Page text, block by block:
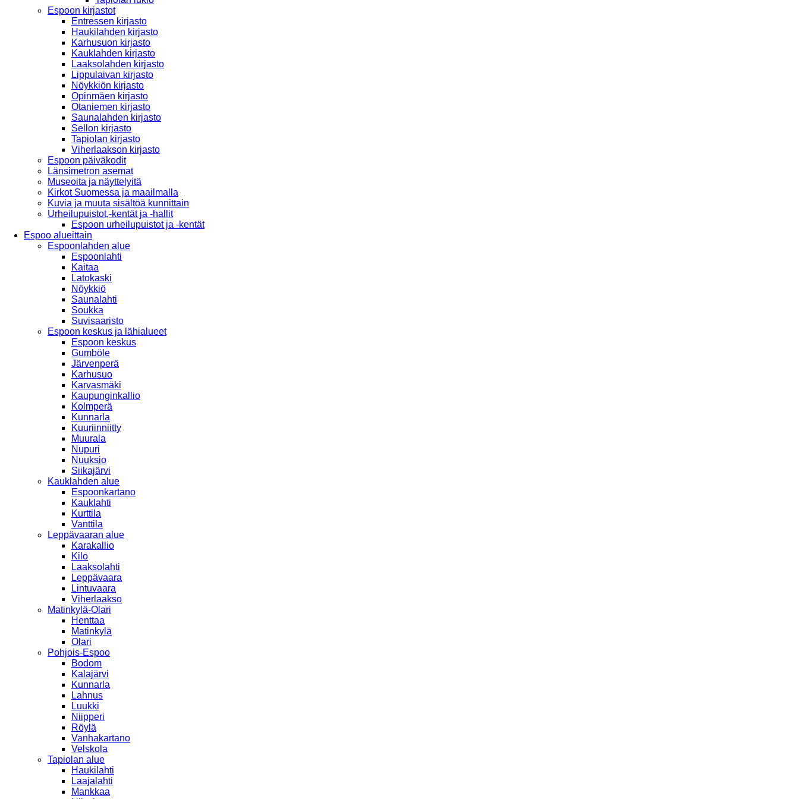
Espoon kirjastot
Entressen kirjasto
Haukilahden kirjasto
Karhusuon kirjasto
Kauklahden kirjasto
Laaksolahden kirjasto
Lippulaivan kirjasto
Nöykkiön kirjasto
Opinmäen kirjasto
Otaniemen kirjasto
Saunalahden kirjasto
Sellon kirjasto
Tapiolan kirjasto
Viherlaakson kirjasto
Espoon päiväkodit
Länsimetron asemat
Museoita ja näyttelyitä
Kirkot Suomessa ja maailmalla
Kuvia ja muuta sisältöä kunnittain
Urheilupuistot,-kentät ja -hallit
Espoon urheilupuistot ja -kentät
Espoo alueittain
Espoonlahden alue
Espoonlahti
Kaitaa
Latokaski
Nöykkiö
Saunalahti
Soukka
Suvisaaristo
Espoon keskus ja lähialueet
Espoon keskus
Gumböle
Järvenperä
Karhusuo
Karvasmäki
Kaupunginkallio
Kolmperä
Kunnarla
Kuuriinniitty
Muurala
Nupuri
Nuuksio
Siikajärvi
Kauklahden alue
Espoonkartano
Kauklahti
Kurttila
Vanttila
Leppävaaran alue
Karakallio
Kilo
Laaksolahti
Leppävaara
Lintuvaara
Viherlaakso
Matinkylä-Olari
Henttaa
Matinkylä
Olari
Pohjois-Espoo
Bodom
Kalajärvi
Kunnarla
Lahnus
Luukki
Niipperi
Röylä
Vanhakartano
Velskola
Tapiolan alue
Haukilahti
Laajalahti
Mankkaa